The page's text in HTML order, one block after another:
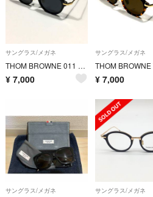
サングラス/メガネ
THOM BROWNE 011 ブラック ゴールド トムブラウンサングラス
¥ 7,000
サングラス/メガネ
¥ 7,000
サングラス/メガネ サングラス/メガネ